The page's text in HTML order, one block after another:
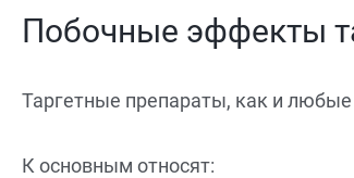
Побочные эффекты
Таргетные препараты, как и
К основным относят: